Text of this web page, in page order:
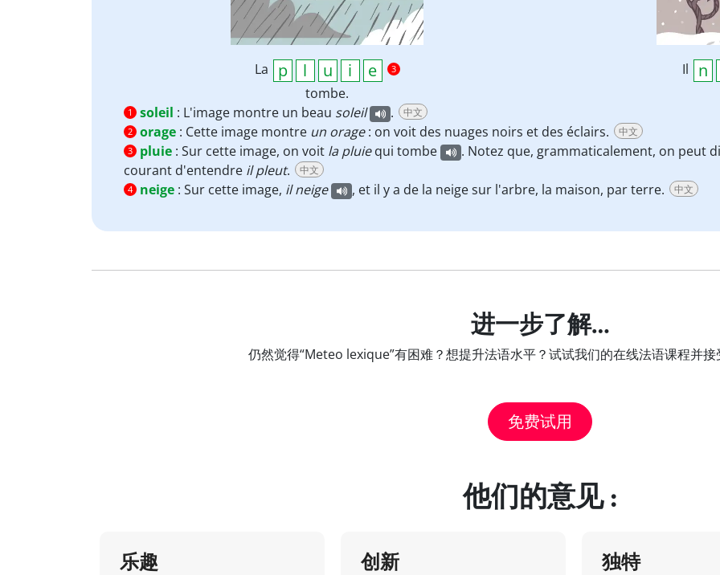
La 3
tombe.
Il
1 soleil : L'image montre un beau soleil . 中文
2 orage : Cette image montre un orage: on voit des nuages noirs et des éclairs. 中文
3 pluie : Sur cette image, on voit la pluiequi tombe
. Notez que, grammaticalement, on peut
courant d'entendre il pleut. 中文
4 neige : Sur cette image, il neige , et il y a de la neige sur l'arbre, la maison, par terre. 中文
进一步了解…
仍然觉得“Meteo lexique”有困难？想提升法语水平？试试我们的在线法语课程并
免费试用
他们的意见 :
乐趣 创新 独特